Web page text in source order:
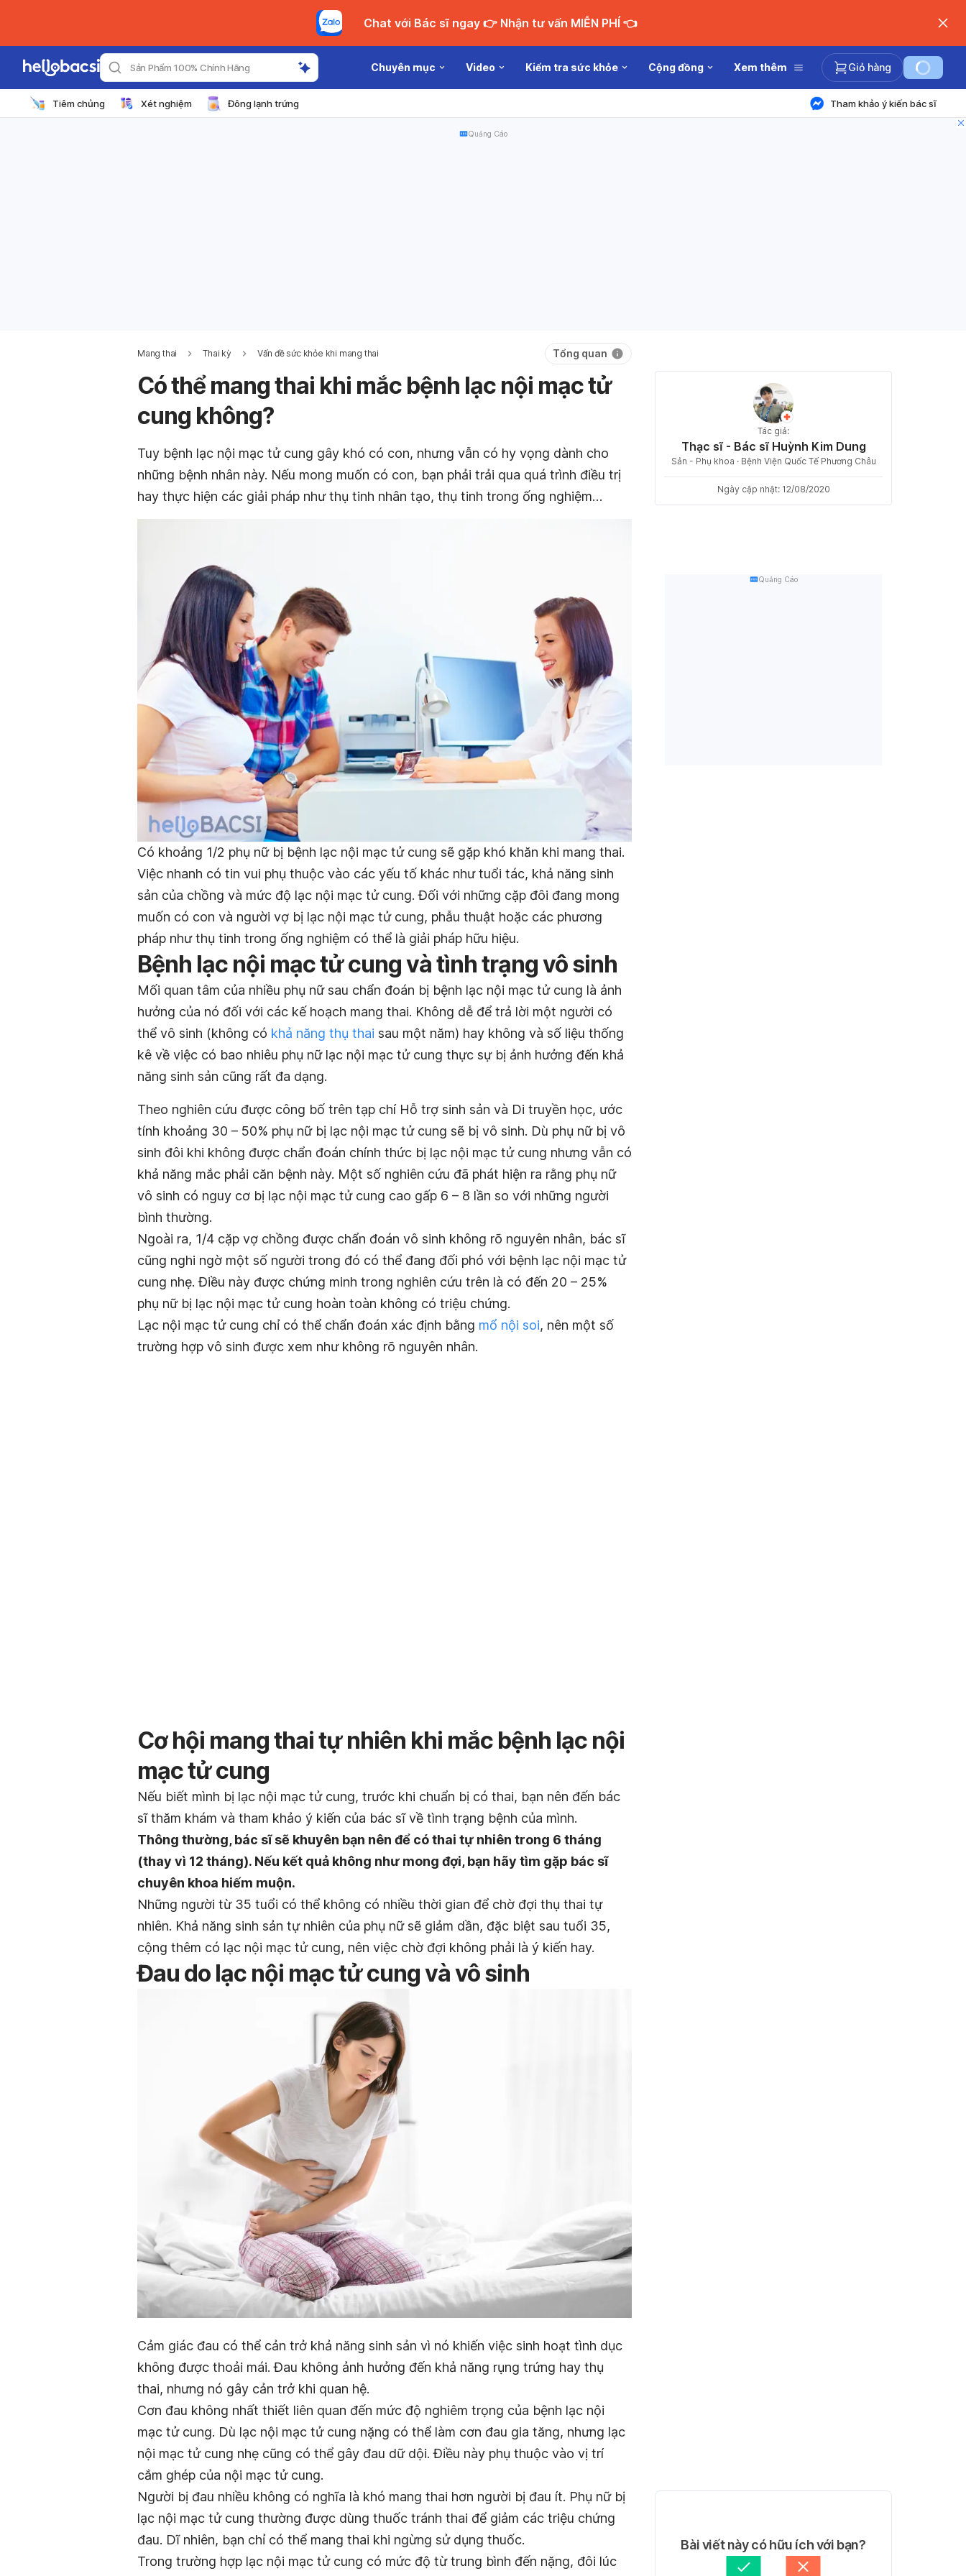
Chat với Bác sĩ ngay 👉 Nhận tư vấn MIỄN PHÍ 👈
Sản Phẩm 100% Chính Hãng Chuyên mục Video Kiểm tra sức khỏe Cộng đồng Xem thêm Giỏ hàng
Tiêm chủng Xét nghiệm Đông lạnh trứng Tham khảo ý kiến bác sĩ
Quảng Cáo
Mang thai Thai kỳ Vấn đề sức khỏe khi mang thai Tổng quan
Có thể mang thai khi mắc bệnh lạc nội mạc tử
cung không?
Tuy bệnh lạc nội mạc tử cung gây khó có con, nhưng vẫn có hy vọng dành cho
những bệnh nhân này. Nếu mong muốn có con, bạn phải trải qua quá trình điều trị
hay thực hiện các giải pháp như thụ tinh nhân tạo, thụ tinh trong ống nghiệm…
Có khoảng 1/2 phụ nữ bị bệnh lạc nội mạc tử cung sẽ gặp khó khăn khi mang thai.
Việc nhanh có tin vui phụ thuộc vào các yếu tố khác như tuổi tác, khả năng sinh
sản của chồng và mức độ lạc nội mạc tử cung. Đối với những cặp đôi đang mong
muốn có con và người vợ bị lạc nội mạc tử cung, phẫu thuật hoặc các phương
pháp như thụ tinh trong ống nghiệm có thể là giải pháp hữu hiệu.
Bệnh lạc nội mạc tử cung và tình trạng vô sinh
Mối quan tâm của nhiều phụ nữ sau chẩn đoán bị bệnh lạc nội mạc tử cung là ảnh
hưởng của nó đối với các kế hoạch mang thai. Không dễ để trả lời một người có
thể vô sinh (không có khả năng thụ thai sau một năm) hay không và số liệu thống
kê về việc có bao nhiêu phụ nữ lạc nội mạc tử cung thực sự bị ảnh hưởng đến khả
năng sinh sản cũng rất đa dạng.
Theo nghiên cứu được công bố trên tạp chí Hỗ trợ sinh sản và Di truyền học, ước
tính khoảng 30 – 50% phụ nữ bị lạc nội mạc tử cung sẽ bị vô sinh. Dù phụ nữ bị vô
sinh đôi khi không được chẩn đoán chính thức bị lạc nội mạc tử cung nhưng vẫn có
khả năng mắc phải căn bệnh này. Một số nghiên cứu đã phát hiện ra rằng phụ nữ
vô sinh có nguy cơ bị lạc nội mạc tử cung cao gấp 6 – 8 lần so với những người
bình thường.
Ngoài ra, 1/4 cặp vợ chồng được chẩn đoán vô sinh không rõ nguyên nhân, bác sĩ
cũng nghi ngờ một số người trong đó có thể đang đối phó với bệnh lạc nội mạc tử
cung nhẹ. Điều này được chứng minh trong nghiên cứu trên là có đến 20 – 25%
phụ nữ bị lạc nội mạc tử cung hoàn toàn không có triệu chứng.
Lạc nội mạc tử cung chỉ có thể chẩn đoán xác định bằng mổ nội soi, nên một số
trường hợp vô sinh được xem như không rõ nguyên nhân.
Cơ hội mang thai tự nhiên khi mắc bệnh lạc nội
mạc tử cung
Nếu biết mình bị lạc nội mạc tử cung, trước khi chuẩn bị có thai, bạn nên đến bác
sĩ thăm khám và tham khảo ý kiến của bác sĩ về tình trạng bệnh của mình.
Thông thường, bác sĩ sẽ khuyên bạn nên để có thai tự nhiên trong 6 tháng
(thay vì 12 tháng). Nếu kết quả không như mong đợi, bạn hãy tìm gặp bác sĩ
chuyên khoa hiếm muộn.
Những người từ 35 tuổi có thể không có nhiều thời gian để chờ đợi thụ thai tự
nhiên. Khả năng sinh sản tự nhiên của phụ nữ sẽ giảm dần, đặc biệt sau tuổi 35,
cộng thêm có lạc nội mạc tử cung, nên việc chờ đợi không phải là ý kiến hay.
Đau do lạc nội mạc tử cung và vô sinh
Cảm giác đau có thể cản trở khả năng sinh sản vì nó khiến việc sinh hoạt tình dục
không được thoải mái. Đau không ảnh hưởng đến khả năng rụng trứng hay thụ
thai, nhưng nó gây cản trở khi quan hệ.
Cơn đau không nhất thiết liên quan đến mức độ nghiêm trọng của bệnh lạc nội
mạc tử cung. Dù lạc nội mạc tử cung nặng có thể làm cơn đau gia tăng, nhưng lạc
nội mạc tử cung nhẹ cũng có thể gây đau dữ dội. Điều này phụ thuộc vào vị trí
cắm ghép của nội mạc tử cung.
Người bị đau nhiều không có nghĩa là khó mang thai hơn người bị đau ít. Phụ nữ bị
lạc nội mạc tử cung thường được dùng thuốc tránh thai để giảm các triệu chứng
đau. Dĩ nhiên, bạn chỉ có thể mang thai khi ngừng sử dụng thuốc.
Trong trường hợp lạc nội mạc tử cung có mức độ từ trung bình đến nặng, đôi lúc
Tác giả:
Thạc sĩ - Bác sĩ Huỳnh Kim Dung
Sản - Phụ khoa · Bệnh Viện Quốc Tế Phương Châu
Ngày cập nhật: 12/08/2020
Quảng Cáo
Bài viết này có hữu ích với bạn?